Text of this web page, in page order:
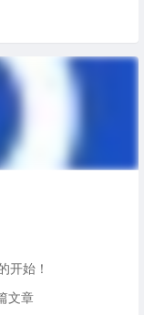
开始！
文章